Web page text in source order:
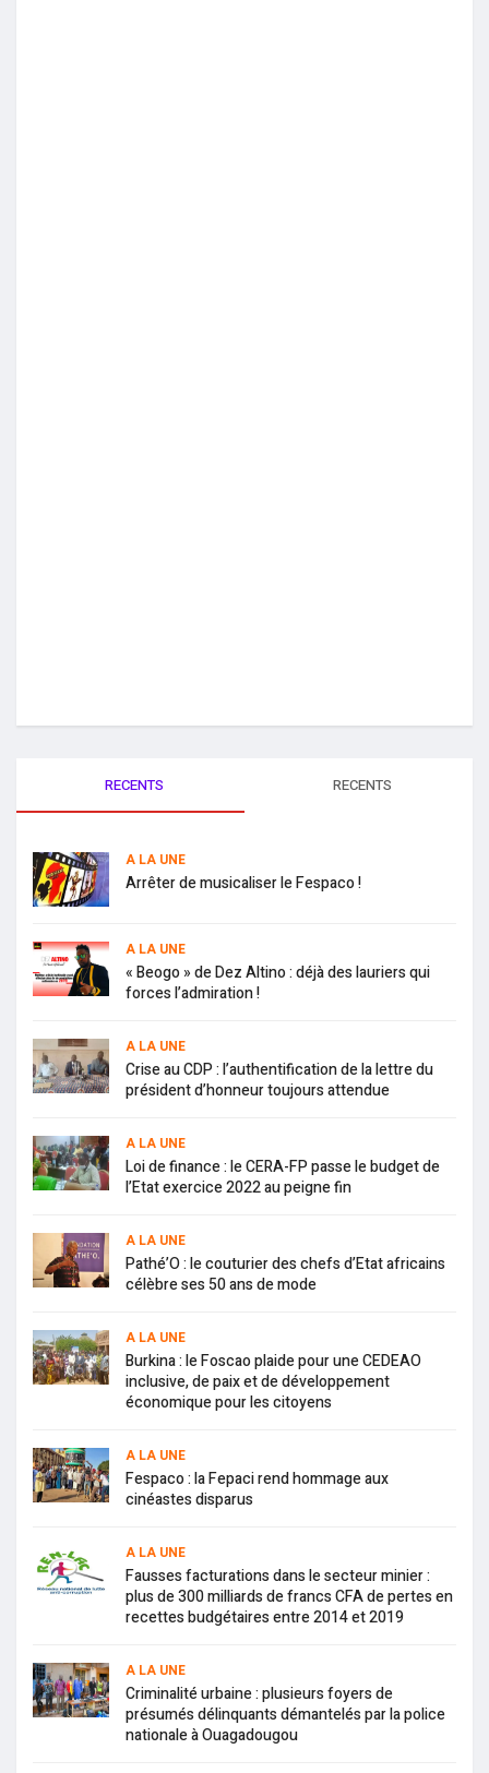
RECENTS RECENTS
A LA UNE
Arrêter de musicaliser le Fespaco !
A LA UNE
« Beogo » de Dez Altino : déjà des lauriers qui
forces l’admiration !
A LA UNE
Crise au CDP : l’authentification de la lettre du
président d’honneur toujours attendue
A LA UNE
Loi de finance : le CERA-FP passe le budget de
l’Etat exercice 2022 au peigne fin
A LA UNE
Pathé’O : le couturier des chefs d’Etat africains
célèbre ses 50 ans de mode
A LA UNE
Burkina : le Foscao plaide pour une CEDEAO
inclusive, de paix et de développement
économique pour les citoyens
A LA UNE
Fespaco : la Fepaci rend hommage aux
cinéastes disparus
A LA UNE
Fausses facturations dans le secteur minier :
plus de 300 milliards de francs CFA de pertes en
recettes budgétaires entre 2014 et 2019
A LA UNE
Criminalité urbaine : plusieurs foyers de
présumés délinquants démantelés par la police
nationale à Ouagadougou